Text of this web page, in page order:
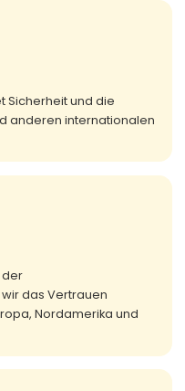
Sicherheit und die
anderen internationalen
der
das Vertrauen
Nordamerika und